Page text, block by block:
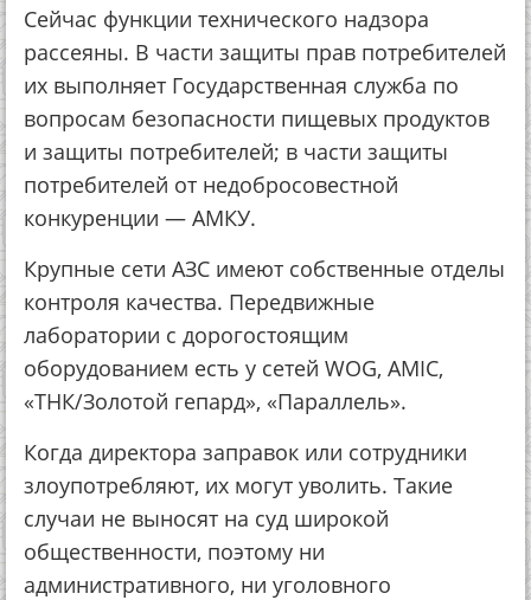
Сейчас функции технического надзора
рассеяны. В части защиты прав потребителей
их выполняет Государственная служба по
вопросам безопасности пищевых продуктов
и защиты потребителей; в части защиты
потребителей от недобросовестной
конкуренции — АМКУ.
Крупные сети АЗС имеют собственные отделы
контроля качества. Передвижные
лаборатории с дорогостоящим
оборудованием есть у сетей WOG, AMIC,
«ТНК/Золотой гепард», «Параллель».
Когда директора заправок или сотрудники
злоупотребляют, их могут уволить. Такие
случаи не выносят на суд широкой
общественности, поэтому ни
административного, ни уголовного